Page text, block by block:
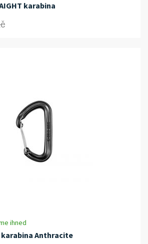
karabina
ihned
karabina Anthracite